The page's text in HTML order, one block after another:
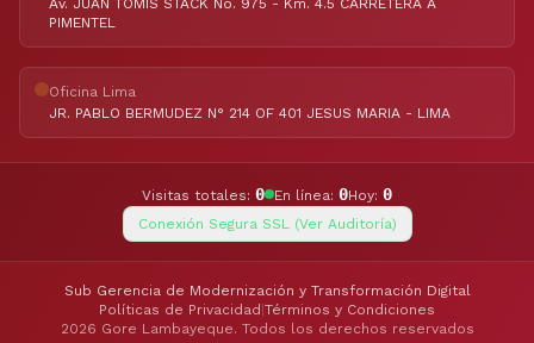
PIMENTEL
Oficina Lima
JR. PABLO BERMUDEZ N° 214 OF 401 JESUS MARIA - LIMA
Visitas totales: 0 En línea: 0Hoy: 0
Conexión Segura SSL (Ver Auditoría)
Sub Gerencia de Modernización y Transformación Digital
Políticas de Privacidad|Términos y Condiciones
2026 Gore Lambayeque. Todos los derechos reservados